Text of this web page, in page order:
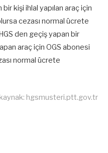
kişi ihlal yapılan araç için
cezası normal ücrete
den geçiş yapan bir
araç için OGS abonesi
normal ücrete
kaynak: hgsmusteri.ptt.gov.tr